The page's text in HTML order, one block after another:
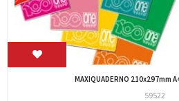
MAXIQUADERNO 210x297mm
59522